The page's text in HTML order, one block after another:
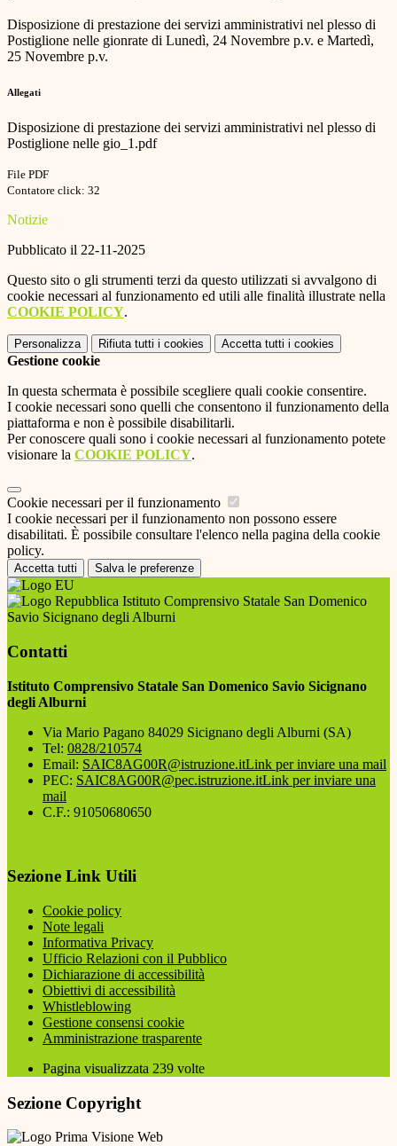
Disposizione di prestazione dei servizi amministrativi nel plesso di
Postiglione nelle gionrate di Lunedì, 24 Novembre p.v. e Martedì,
25 Novembre p.v.
Allegati
Disposizione di prestazione dei servizi amministrativi nel plesso di
Postiglione nelle gio_1.pdf
File PDF
Contatore click: 32
Notizie
Pubblicato il 22-11-2025
Questo sito o gli strumenti terzi da questo utilizzati si avvalgono di
cookie necessari al funzionamento ed utili alle finalità illustrate nella
COOKIE POLICY.
Personalizza Rifiuta tutti i cookies Accetta tutti i cookies
Gestione cookie
In questa schermata è possibile scegliere quali cookie consentire.
I cookie necessari sono quelli che consentono il funzionamento della
piattaforma e non è possibile disabilitarli.
Per conoscere quali sono i cookie necessari al funzionamento potete
visionare la COOKIE POLICY.
Cookie necessari per il funzionamento
I cookie necessari per il funzionamento non possono essere
disabilitati. È possibile consultare l'elenco nella pagina della cookie
policy.
Accetta tutti Salva le preferenze
Istituto Comprensivo Statale San Domenico
Savio Sicignano degli Alburni
Contatti
Istituto Comprensivo Statale San Domenico Savio Sicignano
degli Alburni
Via Mario Pagano 84029 Sicignano degli Alburni (SA)
Tel: 0828/210574
Email: SAIC8AG00R@istruzione.itLink per inviare una mail
PEC: SAIC8AG00R@pec.istruzione.itLink per inviare una
mail
C.F.: 91050680650
Sezione Link Utili
Cookie policy
Note legali
Informativa Privacy
Ufficio Relazioni con il Pubblico
Dichiarazione di accessibilità
Obiettivi di accessibilità
Whistleblowing
Gestione consensi cookie
Amministrazione trasparente
Pagina visualizzata 239 volte
Sezione Copyright